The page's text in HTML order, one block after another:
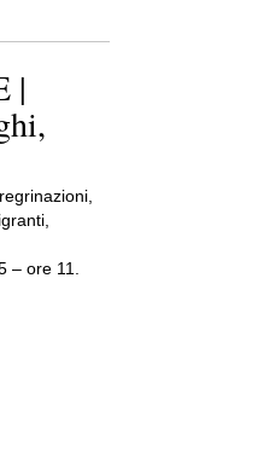
|
– ore 11.